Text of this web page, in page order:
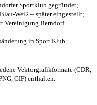
Sportklub gegründet;
Weiß – später eingestellt;
Vereinigung Berndorf
in Sport Klub
Vektorgrafikformate (CDR,
GIF) enthalten.